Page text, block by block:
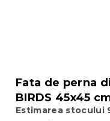
Fata de perna
BIRDS 45x45
Estimarea stocului